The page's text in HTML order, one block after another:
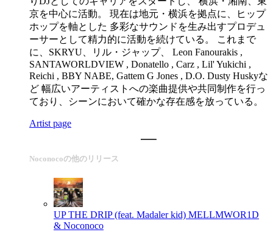
京を中心に活動。 現在は地元・横浜を拠点に、ヒップ
ホップを軸とした 多彩なサウンドを生み出すプロデュ
ーサーとして精力的に活動を続けている。 これまで
に、SKRYU、リル・ジャップ、 Leon Fanourakis ,
SANTAWORLDVIEW , Donatello , Carz , Lil' Yukichi ,
Reichi , BBY NABE, Gattem G Jones , D.O. Dusty Huskyな
ど 幅広いアーティストへの楽曲提供や共同制作を行っ
ており、シーンにおいて確かな存在感を放っている。
Artist page
Noconocoの他のリリース
UP THE DRIP (feat. Madaler kid) MELLMWOR1D
& Noconoco